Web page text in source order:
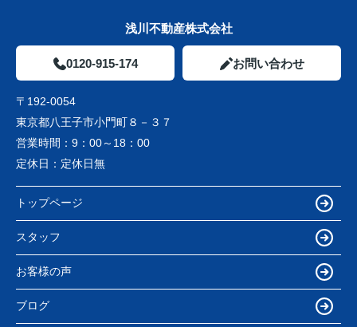
浅川不動産株式会社
0120-915-174 お問い合わせ
〒192-0054
東京都八王子市小門町８－３７
営業時間： 9：00～18：00
定休日： 定休日無
トップページ
スタッフ
お客様の声
ブログ